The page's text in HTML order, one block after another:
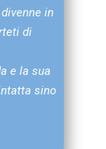
in
di
e la sua
sino